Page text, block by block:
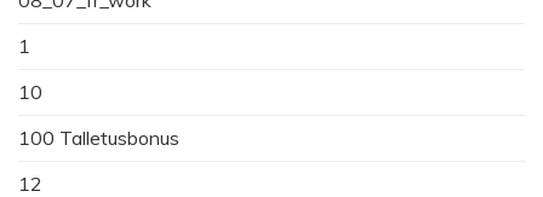
1
10
100 Talletusbonus
12